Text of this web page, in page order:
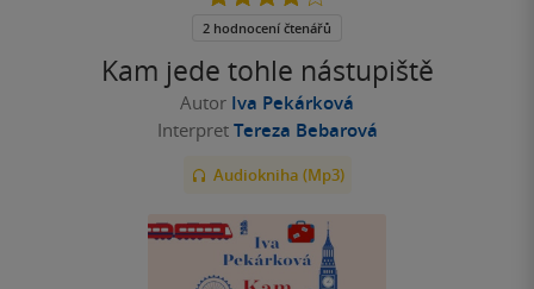
Kam jede tohle nástupiště
Autor Iva Pekárková
Interpret Tereza Bebarová
Audiokniha (Mp3)
5
2 hodnocení čtenářů